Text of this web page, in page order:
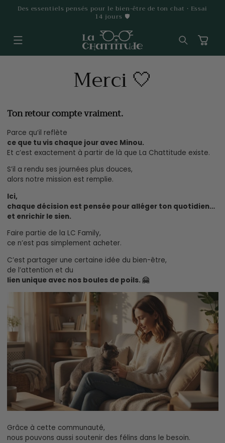
PASSER
Des essentiels pensés pour le bien-être de ton chat • Essai
14 jours 🛡️
Panier
Merci 🤍
Ton retour compte vraiment.
Parce qu’il reflète
ce que tu vis chaque jour avec Minou.
Et c’est exactement à partir de là que La Chattitude existe.
S’il a rendu ses journées plus douces,
alors notre mission est remplie.
Ici,
chaque décision est pensée pour alléger ton quotidien…
et enrichir le sien.
Faire partie de la LC Family,
ce n’est pas simplement acheter.
C’est partager une certaine idée du bien-être,
de l’attention et du
lien unique avec nos boules de poils. 🤗
Grâce à cette communauté,
nous pouvons aussi soutenir des félins dans le besoin.